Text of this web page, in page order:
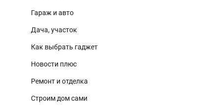
Гараж и авто
Дача, участок
Как выбрать гаджет
Новости плюс
Ремонт и отделка
Строим дом сами